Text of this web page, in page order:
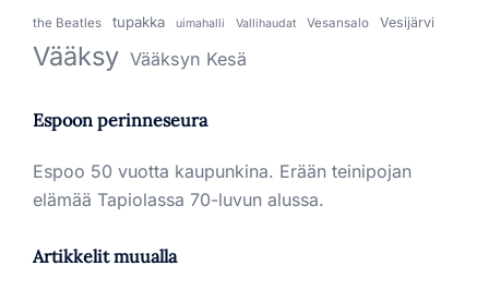
the Beatles tupakka uimahalli Vallihaudat Vesansalo Vesijärvi
Vääksy Vääksyn Kesä
Espoon perinneseura
Espoo 50 vuotta kaupunkina. Erään teinipojan
elämää Tapiolassa 70-luvun alussa.
Artikkelit muualla